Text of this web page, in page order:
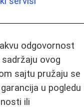
odgovornost
ovog
sajtu pružaju se
u pogledu
ili